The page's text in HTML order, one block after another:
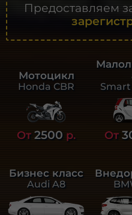
Предоставляем
Мотоцикл
Honda CBR
От2500 р. От
Бизнес класс
Audi A8